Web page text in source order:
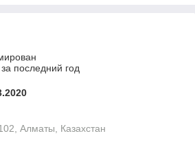
и конфеты;
алкоголь;
финиками;
макарунами.
последний год
Алматы, Казахстан